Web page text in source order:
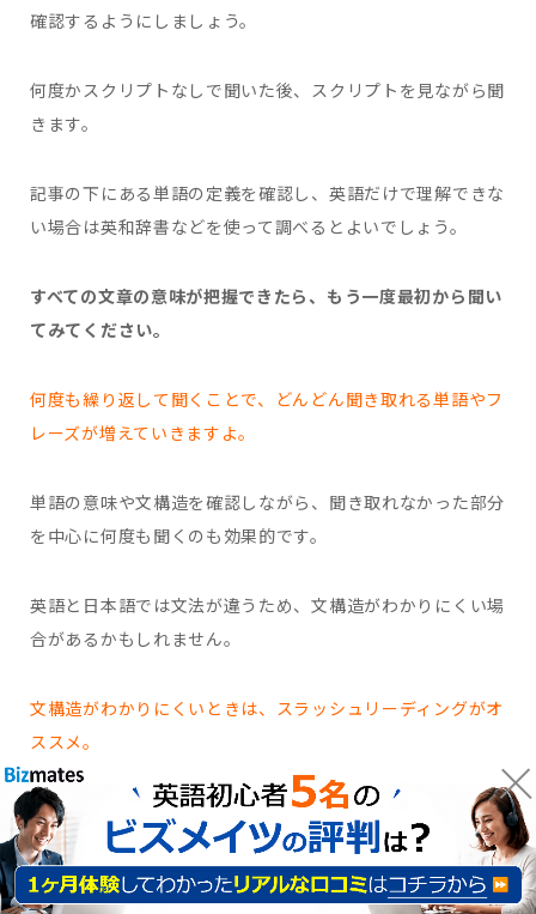
確認するようにしましょう。
何度かスクリプトなしで聞いた後、スクリプトを見ながら聞
きます。
記事の下にある単語の定義を確認し、英語だけで理解できな
い場合は英和辞書などを使って調べるとよいでしょう。
すべての文章の意味が把握できたら、もう一度最初から聞い
てみてください。
何度も繰り返して聞くことで、どんどん聞き取れる単語やフ
レーズが増えていきますよ。
単語の意味や文構造を確認しながら、聞き取れなかった部分
を中心に何度も聞くのも効果的です。
英語と日本語では文法が違うため、文構造がわかりにくい場
合があるかもしれません。
文構造がわかりにくいときは、スラッシュリーディングがオ
ススメ。
スラッシュリーディングとは、意味のまとまりごとにスラッ
シュ（／）で区切りながら読んでいく読解方法です。